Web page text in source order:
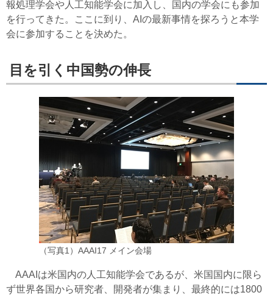
報処理学会や人工知能学会に加入し、国内の学会にも参加
を行ってきた。ここに到り、AIの最新事情を探ろうと本学
会に参加することを決めた。
目を引く中国勢の伸長
（写真1）AAAI17 メイン会場
AAAIは米国内の人工知能学会であるが、米国国内に限ら
ず世界各国から研究者、開発者が集まり、最終的には1800